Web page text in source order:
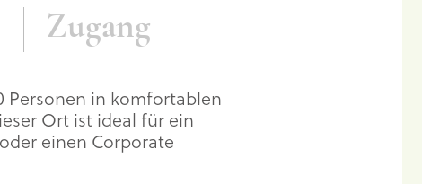
Zugang
Personen in komfortablen
Ort ist ideal für ein
einen Corporate